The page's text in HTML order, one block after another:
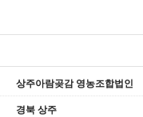
상주아람곶감 영농조합법인
경북 상주